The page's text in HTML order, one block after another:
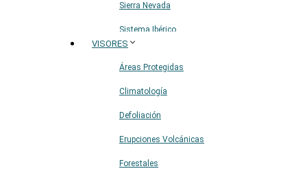
Sierra Nevada
Sistema Ibérico
VISORES
Áreas Protegidas
Climatología
Defoliación
Erupciones Volcánicas
Forestales